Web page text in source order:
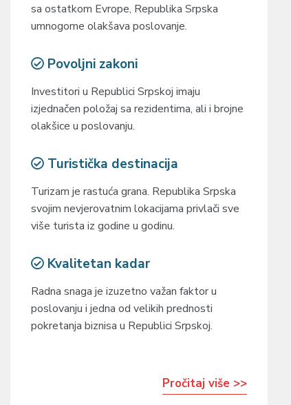
sa ostatkom Evrope, Republika Srpska
umnogome olakšava poslovanje.
Povoljni zakoni
Investitori u Republici Srpskoj imaju
izjednačen položaj sa rezidentima, ali i brojne
olakšice u poslovanju.
Turistička destinacija
Turizam je rastuća grana. Republika Srpska
svojim nevjerovatnim lokacijama privlači sve
više turista iz godine u godinu.
Kvalitetan kadar
Radna snaga je izuzetno važan faktor u
poslovanju i jedna od velikih prednosti
pokretanja biznisa u Republici Srpskoj.
Pročitaj više >>